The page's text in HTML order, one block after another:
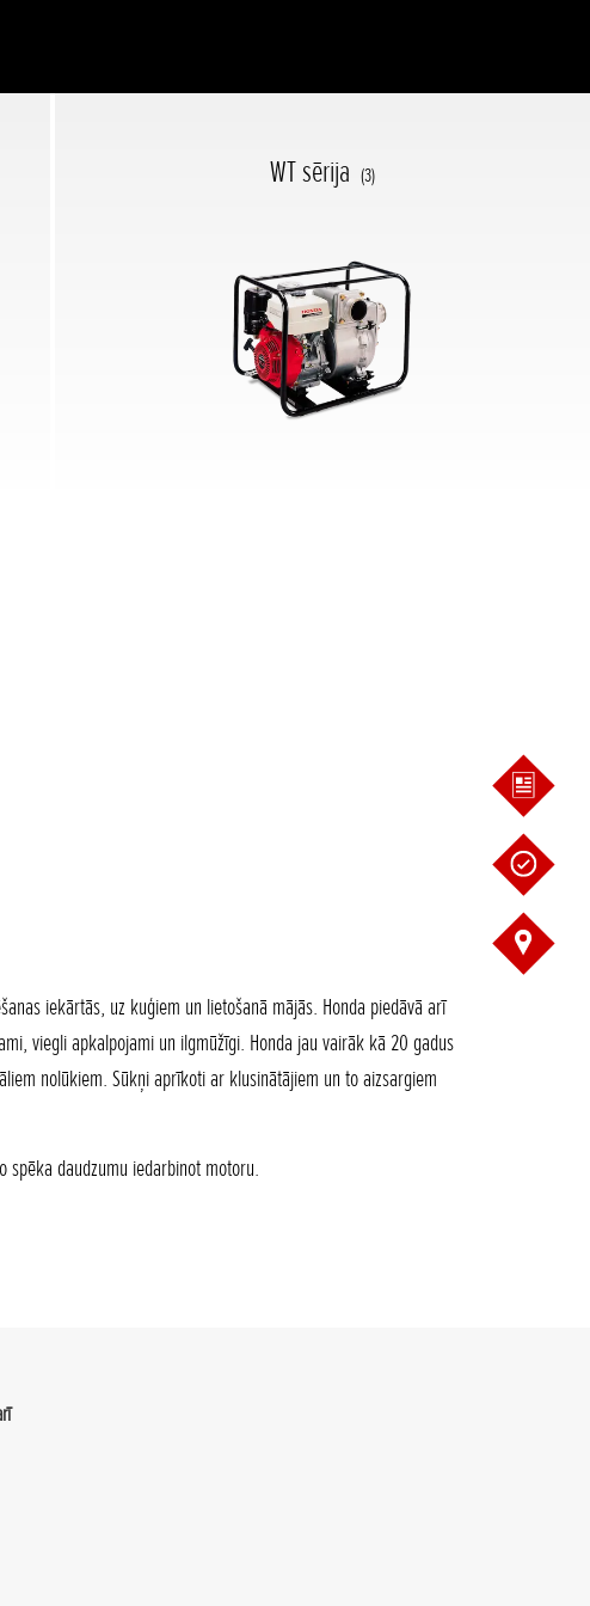
WT sērija (3)
iekārtās, uz kuģiem un lietošanā mājās. Honda piedāvā arī
viegli apkalpojami un ilgmūžīgi. Honda jau vairāk kā 20 gadus
nolūkiem. Sūkņi aprīkoti ar klusinātājiem un to aizsargiem
spēka daudzumu iedarbinot motoru.